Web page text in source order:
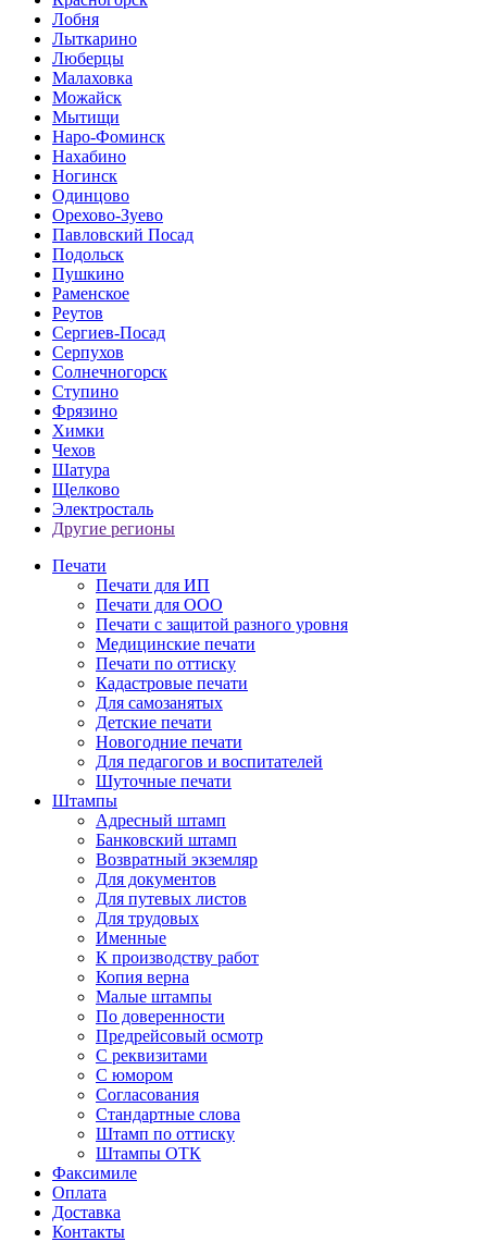
Лобня
Лыткарино
Люберцы
Малаховка
Можайск
Мытищи
Наро-Фоминск
Нахабино
Ногинск
Одинцово
Орехово-Зуево
Павловский Посад
Подольск
Пушкино
Раменское
Реутов
Сергиев-Посад
Серпухов
Солнечногорск
Ступино
Фрязино
Химки
Чехов
Шатура
Щелково
Электросталь
Другие регионы
Печати
Печати для ИП
Печати для ООО
Печати с защитой разного уровня
Медицинские печати
Печати по оттиску
Кадастровые печати
Для самозанятых
Детские печати
Новогодние печати
Для педагогов и воспитателей
Шуточные печати
Штампы
Адресный штамп
Банковский штамп
Возвратный экземляр
Для документов
Для путевых листов
Для трудовых
Именные
К производству работ
Копия верна
Малые штампы
По доверенности
Предрейсовый осмотр
С реквизитами
С юмором
Согласования
Стандартные слова
Штамп по оттиску
Штампы ОТК
Факсимиле
Оплата
Доставка
Контакты